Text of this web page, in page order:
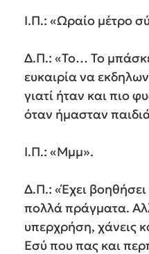
Ι.Π.: «Ωραίο μέτρο
Δ.Π.: «Το… Το
ευκαιρία να
γιατί ήταν και πιο
όταν ήμασταν
Ι.Π.: «Μμμ».
Δ.Π.: «Έχει
πολλά πράγματα.
υπερχρήση, χάνεις
Εσύ που πας και